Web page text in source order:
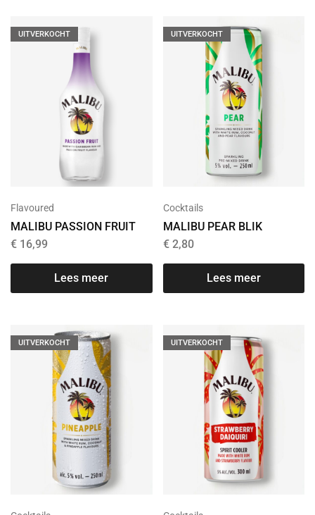
UITVERKOCHT
Flavoured
MALIBU PASSION FRUIT
€ 16,99
Lees meer
UITVERKOCHT
Cocktails
MALIBU PEAR BLIK
€2,80
Lees meer
UITVERKOCHT UITVERKOCHT